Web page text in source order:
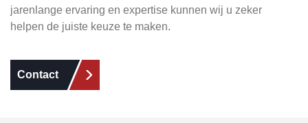
jarenlange ervaring en expertise kunnen wij u zeker
helpen de juiste keuze te maken.
Contact